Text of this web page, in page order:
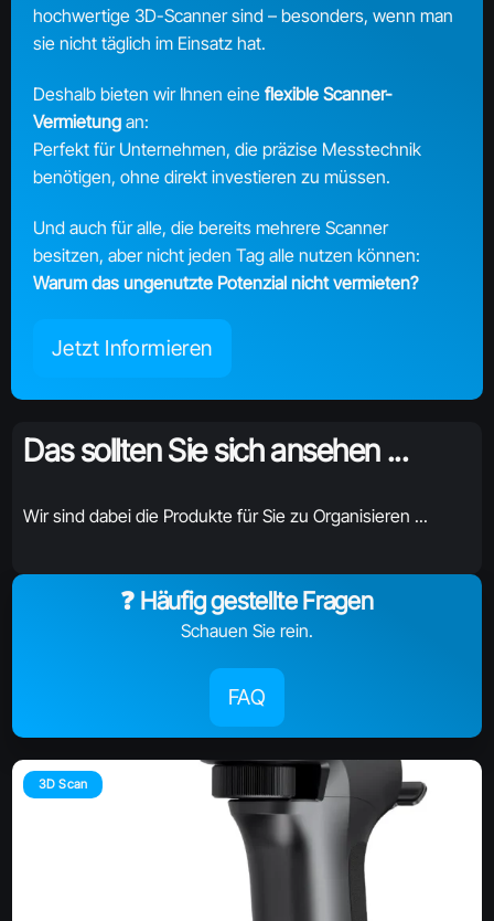
hochwertige 3D-Scanner sind – besonders, wenn man
sie nicht täglich im Einsatz hat.
Deshalb bieten wir Ihnen eine flexible Scanner-
Vermietung an:
Perfekt für Unternehmen, die präzise Messtechnik
benötigen, ohne direkt investieren zu müssen.
Und auch für alle, die bereits mehrere Scanner
besitzen, aber nicht jeden Tag alle nutzen können:
Warum das ungenutzte Potenzial nicht vermieten?
Jetzt Informieren
❓ Häufig gestellte Fragen
Schauen Sie rein.
FAQ
Das sollten Sie sich ansehen ...
Wir sind dabei die Produkte für Sie zu Organisieren ...
3D Scan